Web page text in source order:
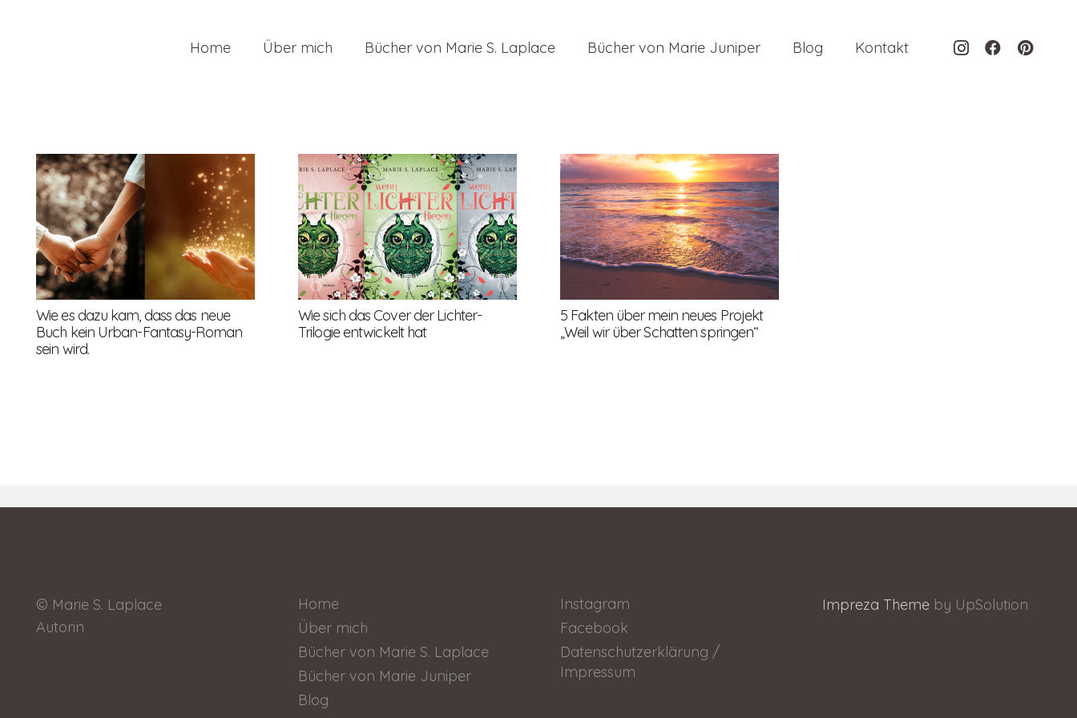
Home Über mich Bücher von Marie S. Laplace Bücher von Marie Juniper Blog Kontakt
Wie es dazu kam, dass das neue
Buch kein Urban-Fantasy-Roman
sein wird.
Wie sich das Cover der Lichter-
Trilogie entwickelt hat
5 Fakten über mein neues Projekt
„Weil wir über Schatten springen“
© Marie S. Laplace
Autorin
Home
Über mich
Bücher von Marie S. Laplace
Bücher von Marie Juniper
Blog
Instagram
Facebook
Datenschutzerklärung /
Impressum
Impreza Theme by UpSolution